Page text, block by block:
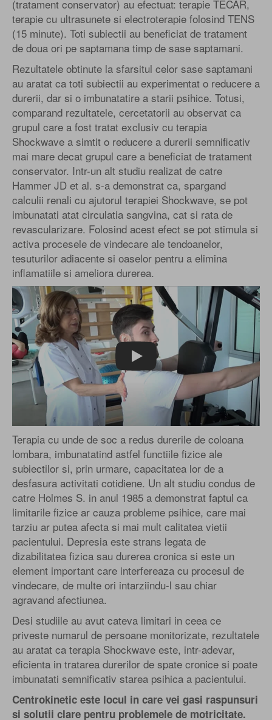
(tratament conservator) au efectuat: terapie TECAR,
terapie cu ultrasunete si electroterapie folosind TENS
(15 minute). Toti subiectii au beneficiat de tratament
de doua ori pe saptamana timp de sase saptamani.
Rezultatele obtinute la sfarsitul celor sase saptamani
au aratat ca toti subiectii au experimentat o reducere a
durerii, dar si o imbunatatire a starii psihice. Totusi,
comparand rezultatele, cercetatorii au observat ca
grupul care a fost tratat exclusiv cu terapia
Shockwave a simtit o reducere a durerii semnificativ
mai mare decat grupul care a beneficiat de tratament
conservator. Intr-un alt studiu realizat de catre
Hammer JD et al. s-a demonstrat ca, spargand
calculii renali cu ajutorul terapiei Shockwave, se pot
imbunatati atat circulatia sangvina, cat si rata de
revascularizare. Folosind acest efect se pot stimula si
activa procesele de vindecare ale tendoanelor,
tesuturilor adiacente si oaselor pentru a elimina
inflamatiile si ameliora durerea.
Play
Terapia cu unde de soc a redus durerile de coloana
lombara, imbunatatind astfel functiile fizice ale
subiectilor si, prin urmare, capacitatea lor de a
desfasura activitati cotidiene. Un alt studiu condus de
catre Holmes S. in anul 1985 a demonstrat faptul ca
limitarile fizice ar cauza probleme psihice, care mai
tarziu ar putea afecta si mai mult calitatea vietii
pacientului. Depresia este strans legata de
dizabilitatea fizica sau durerea cronica si este un
element important care interfereaza cu procesul de
vindecare, de multe ori intarziindu-l sau chiar
agravand afectiunea.
Desi studiile au avut cateva limitari in ceea ce
priveste numarul de persoane monitorizate, rezultatele
au aratat ca terapia Shockwave este, intr-adevar,
eficienta in tratarea durerilor de spate cronice si poate
imbunatati semnificativ starea psihica a pacientului.
Centrokinetic este locul in care vei gasi raspunsuri
si solutii clare pentru problemele de motricitate.